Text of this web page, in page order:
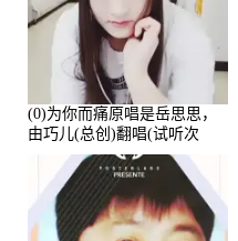
(0)为你而痛原唱是岳思思，
由巧儿(总创)翻唱(试听次
数:108697)